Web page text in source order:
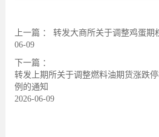
上一篇 ： 转发大商所关于调整鸡蛋期
06-09
下一篇 ：
转发上期所关于调整燃料油期货涨跌
例的通知
2026-06-09